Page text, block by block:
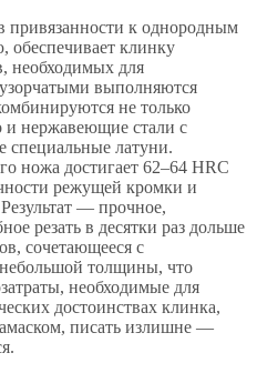
привязанности к однородным
обеспечивает клинку
необходимых для
выполняются
не только
и нержавеющие стали с
специальные латуни.
ножа достигает 62–64 HRC
режущей кромки и
— прочное,
резать в десятки раз дольше
сочетающееся с
толщины, что
необходимые для
достоинствах клинка,
писать излишне —